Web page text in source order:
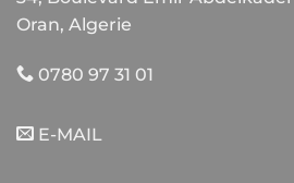
Oran, Algerie
0780 97 31 01
E-MAIL